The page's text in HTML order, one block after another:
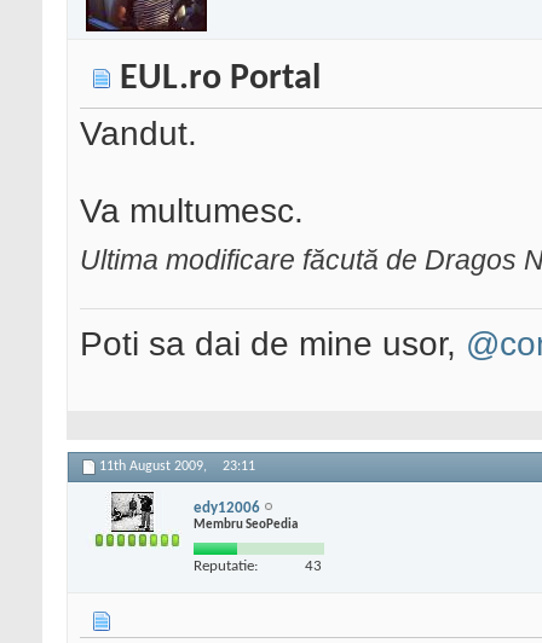
EUL.ro Portal
Vandut.
Va multumesc.
Ultima modificare făcută de Dragos
Poti sa dai de mine usor,
11th August 2009, 23:11
edy12006
Membru SeoPedia
Reputatie: 43